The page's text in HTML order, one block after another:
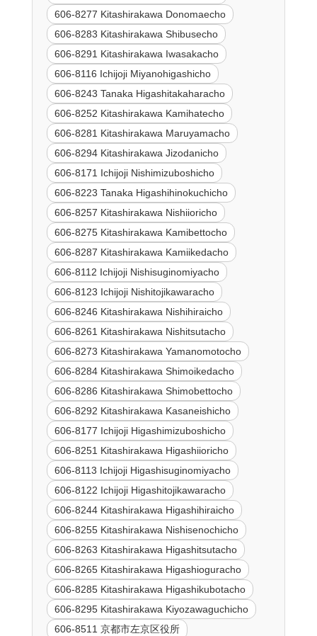
606-8277 Kitashirakawa Donomaecho
606-8283 Kitashirakawa Shibusecho
606-8291 Kitashirakawa Iwasakacho
606-8116 Ichijoji Miyanohigashicho
606-8243 Tanaka Higashitakaharacho
606-8252 Kitashirakawa Kamihatecho
606-8281 Kitashirakawa Maruyamacho
606-8294 Kitashirakawa Jizodanicho
606-8171 Ichijoji Nishimizuboshicho
606-8223 Tanaka Higashihinokuchicho
606-8257 Kitashirakawa Nishiioricho
606-8275 Kitashirakawa Kamibettocho
606-8287 Kitashirakawa Kamiikedacho
606-8112 Ichijoji Nishisuginomiyacho
606-8123 Ichijoji Nishitojikawaracho
606-8246 Kitashirakawa Nishihiraicho
606-8261 Kitashirakawa Nishitsutacho
606-8273 Kitashirakawa Yamanomotocho
606-8284 Kitashirakawa Shimoikedacho
606-8286 Kitashirakawa Shimobettocho
606-8292 Kitashirakawa Kasaneishicho
606-8177 Ichijoji Higashimizuboshicho
606-8251 Kitashirakawa Higashiioricho
606-8113 Ichijoji Higashisuginomiyacho
606-8122 Ichijoji Higashitojikawaracho
606-8244 Kitashirakawa Higashihiraicho
606-8255 Kitashirakawa Nishisenochicho
606-8263 Kitashirakawa Higashitsutacho
606-8265 Kitashirakawa Higashioguracho
606-8285 Kitashirakawa Higashikubotacho
606-8295 Kitashirakawa Kiyozawaguchicho
606-8511 京都市左京区役所